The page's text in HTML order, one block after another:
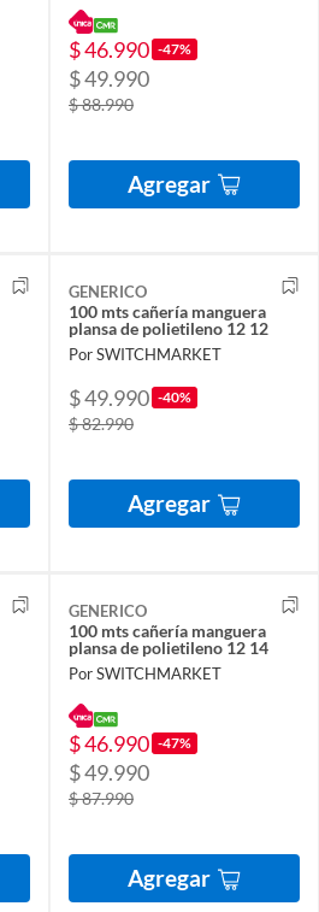
$ 46.990 -47%
$ 49.990
$ 88.990
Agregar
GENERICO
100 mts cañería manguera
plansa de polietileno 12 12
Por SWITCHMARKET
$ 49.990 -40%
$ 82.990
Agregar
GENERICO
100 mts cañería manguera
plansa de polietileno 12 14
Por SWITCHMARKET
$ 46.990 -47%
$ 49.990
$ 87.990
Agregar